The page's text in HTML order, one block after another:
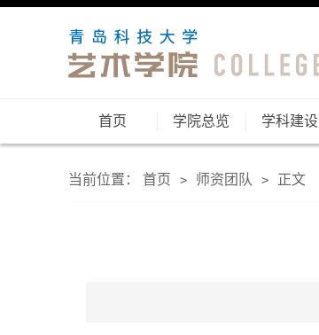
首页 学院总览 学科建设
当前位置： 首页 > 师资团队 > 正文